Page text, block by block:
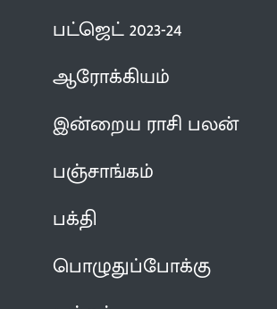
பட்ஜெட் 2023-24
ஆரோக்கியம்
இன்றைய ராசி பலன்
பஞ்சாங்கம்
பக்தி
பொழுதுப்போக்கு